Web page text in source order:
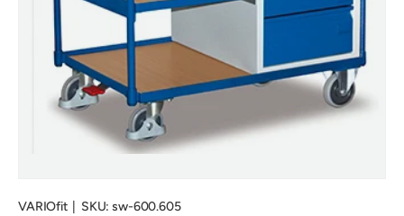
VARIOfit| SKU: sw-600.605